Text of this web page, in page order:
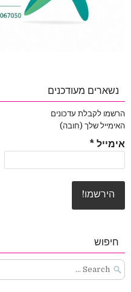
נשארים מעודכנים
הרשמו לקבלת עדכונים
האימייל שלך (חובה)
אימייל *
חיפוש
Search
for: